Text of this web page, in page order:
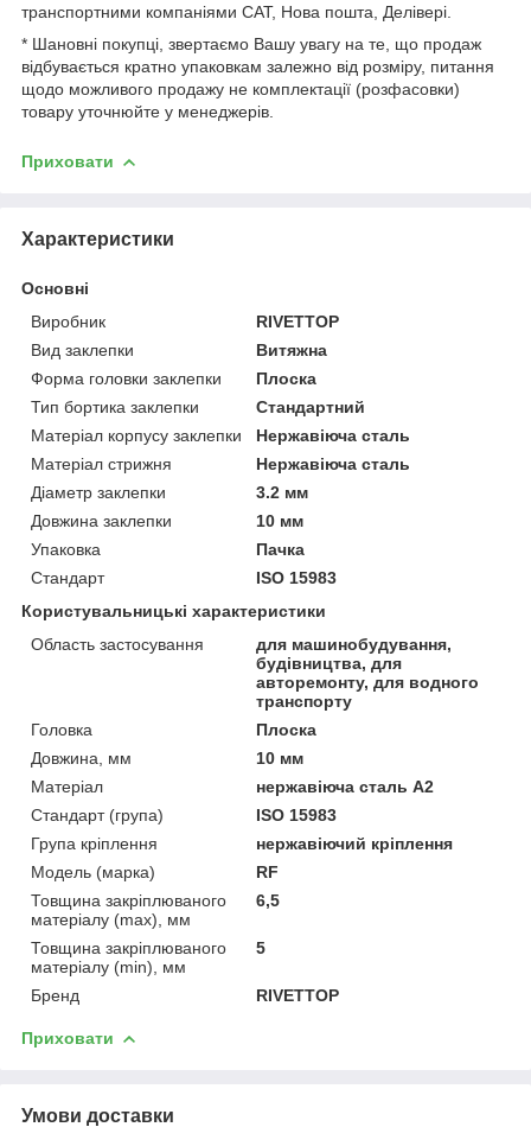
транспортними компаніями САТ, Нова пошта, Делівері.
* Шановні покупці, звертаємо Вашу увагу на те, що продаж
відбувається кратно упаковкам залежно від розміру, питання
щодо можливого продажу не комплектації (розфасовки)
товару уточнюйте у менеджерів.
Приховати
Характеристики
Основні
Виробник
RIVETTOP
Вид заклепки
Витяжна
Форма головки заклепки
Плоска
Тип бортика заклепки
Стандартний
Матеріал корпусу заклепки
Нержавіюча сталь
Матеріал стрижня
Нержавіюча сталь
Діаметр заклепки
3.2 мм
Довжина заклепки
10 мм
Упаковка
Пачка
Стандарт
ISO 15983
Користувальницькі характеристики
Область застосування
для машинобудування,
будівництва, для
авторемонту, для водного
транспорту
Головка
Плоска
Довжина, мм
10 мм
Матеріал
нержавіюча сталь А2
Стандарт (група)
ISO 15983
Група кріплення
нержавіючий кріплення
Модель (марка)
RF
Товщина закріплюваного
матеріалу (max), мм
6,5
Товщина закріплюваного
матеріалу (min), мм
5
Бренд RIVETTOP
Приховати
Умови доставки